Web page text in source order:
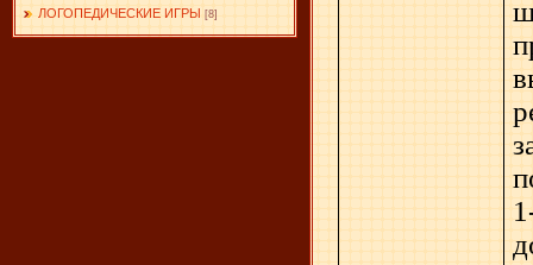
ЛОГОПЕДИЧЕСКИЕ ИГРЫ [8]